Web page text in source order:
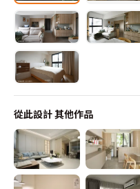
從此設計其他作品